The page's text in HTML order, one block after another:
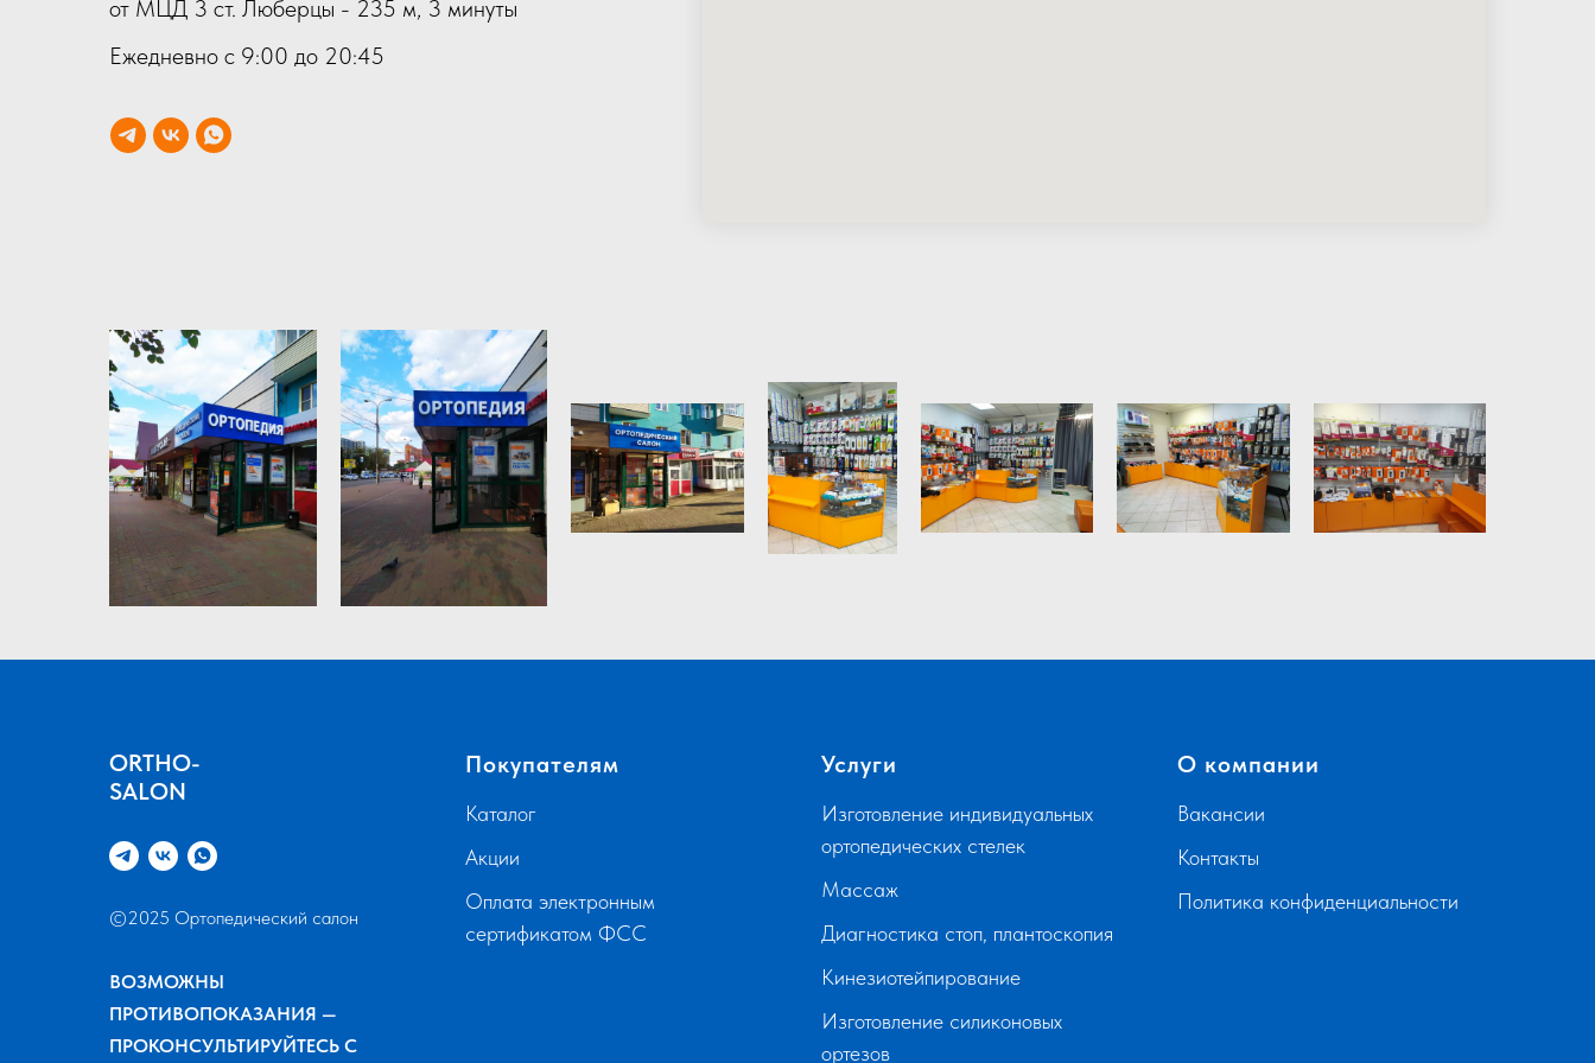
от МЦД 3 ст. Люберцы - 235 м, 3 минуты
Ежедневно с 9:00 до 20:45
ORTHO-
SALON
©2025 Ортопедический салон
ВОЗМОЖНЫ
ПРОТИВОПОКАЗАНИЯ —
ПРОКОНСУЛЬТИРУЙТЕСЬ С
Покупателям
Каталог
Акции
Оплата электронным
сертификатом ФСС
Услуги
Изготовление индивидуальных
ортопедических стелек
Массаж
Диагностика стоп, плантоскопия
Кинезиотейпирование
Изготовление силиконовых
ортезов
О компании
Вакансии
Контакты
Политика конфиденциальности